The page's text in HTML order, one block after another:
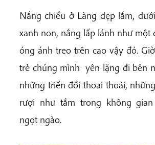
Nắng chiều ở Làng đẹp lắm,
xanh non, nắng lấp lánh như một
óng ánh treo trên cao vậy đó.
trẻ chúng mình yên lặng đi bên
những triền đồi thoai thoải,
rượi như tắm trong không
ngọt ngào.